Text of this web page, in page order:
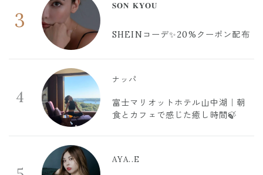
3
𝐒𝐎𝐍 𝐊𝐘𝐎𝐔
SHEINコーデ✨20%クーポン配布
4
ナッパ
富士マリオットホテル山中湖｜朝
食とカフェで感じた癒し時間🍃
AYA..E